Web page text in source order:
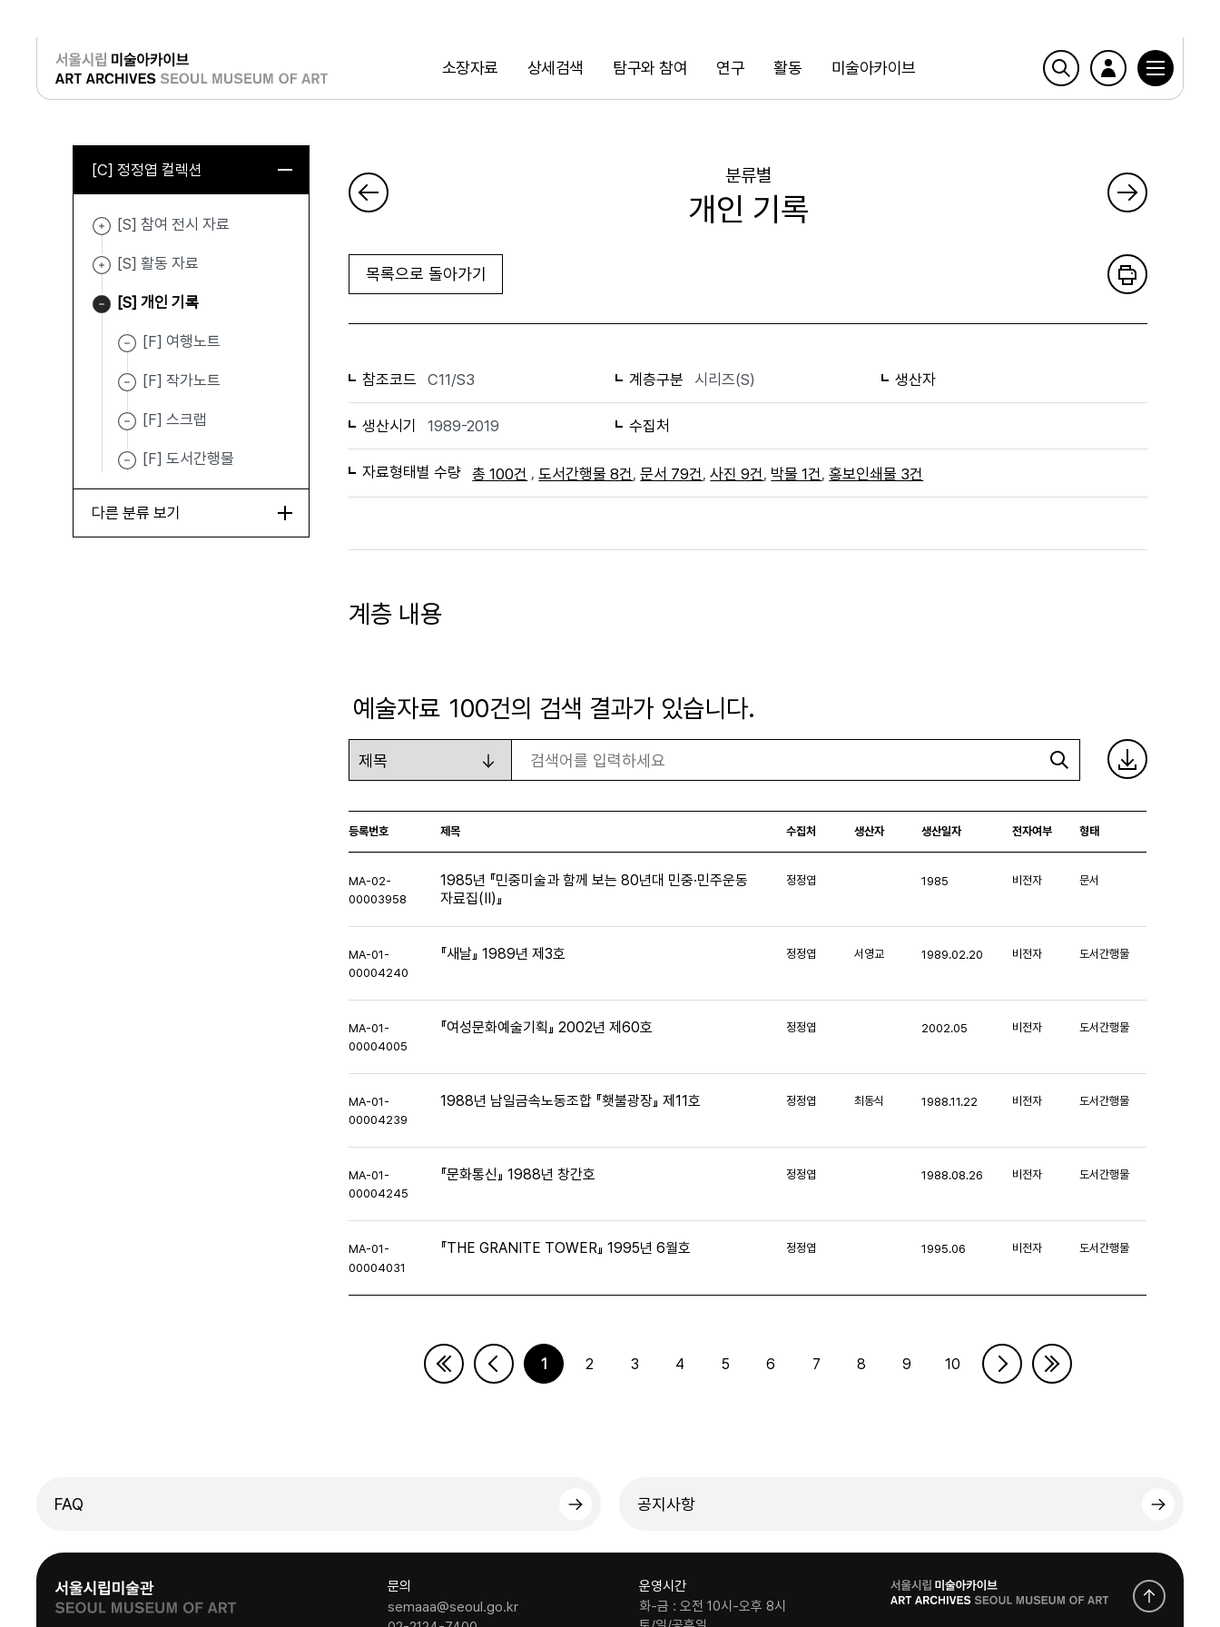
소장자료 상세검색 탐구와 참여 연구 활동 미술아카이브
검색
로그인
[C] 정정엽 컬렉션
[S] 참여 전시 자료
[S] 활동 자료
[S] 개인 기록
[F] 여행노트
[F] 작가노트
[F] 스크랩
[F] 도서간행물
다른 분류 보기
분류별
개인 기록
목록으로 돌아가기
참조코드 C11/S3 계층구분 시리즈(S) 생산자
생산시기 1989-2019 수집처
자료형태별 수량 총 100건 , 도서간행물 8건 ,문서 79건 ,사진 9건 박물 1건 ,홍보인쇄물 3건
계층 내용
예술자료 100건의 검색 결과가 있습니다.
검색
등록번호 제목 수집처 생산자 생산일자 전자여부 형태
MA-02-
00003958
1985년 『민중미술과 함께 보는 80년대 민중·민주운동
자료집(Ⅱ)』
정정엽 1985 비전자 문서
MA-01-
00004240
『새날』 1989년 제3호 정정엽 서영교 1989.02.20 비전자 도서간행물
MA-01-
00004005
『여성문화예술기획』 2002년 제60호 정정엽 2002.05 비전자 도서간행물
MA-01-
00004239
1988년 남일금속노동조합 『횃불광장』 제11호 정정엽 최동식 1988.11.22 비전자 도서간행물
MA-01-
00004245
『문화통신』 1988년 창간호 정정엽 1988.08.26 비전자 도서간행물
MA-01-
00004031
『THE GRANITE TOWER』 1995년 6월호 정정엽 1995.06 비전자 도서간행물
1 2 3 4 5 6 7 8 9 10
다음페이지마지막페이지
FAQ 공지사항
문의
semaaa@seoul.go.kr
운영시간
화-금 : 오전 10시-오후 8시
로
고